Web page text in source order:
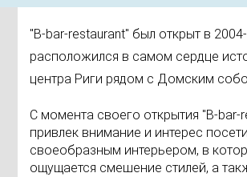
"B-bar-restaurant" был открыт в
расположился в самом сердце
центра Риги рядом с Домским
С момента своего открытия "B-bar-
привлек внимание и интерес
своеобразным интерьером, в
ощущается смешение стилей, а